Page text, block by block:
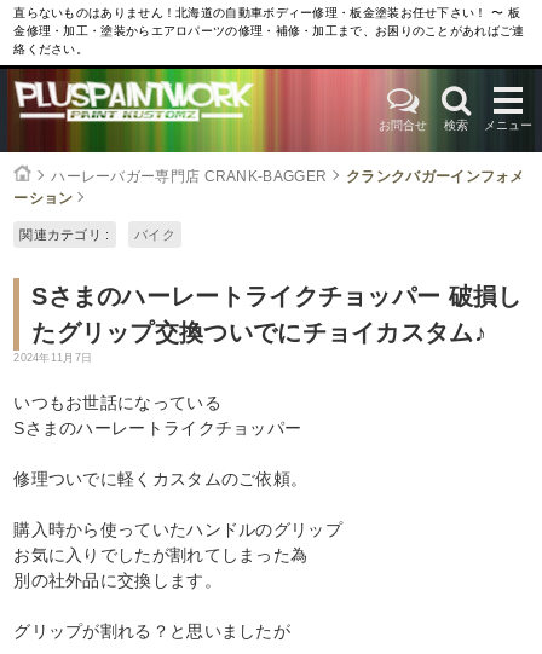
直らないものはありません！北海道の自動車ボディー修理・板金塗装お任せ下さい！ 〜 板
金修理・加工・塗装からエアロパーツの修理・補修・加工まで、お困りのことがあればご連
絡ください。
お問合せ 検索 メニュー
ハーレーバガー専門店 CRANK-BAGGER
クランクバガーインフォメ
ーション
関連カテゴリ : バイク
Sさまのハーレートライクチョッパー 破損し
たグリップ交換ついでにチョイカスタム♪
2024年11月7日
いつもお世話になっている
Sさまのハーレートライクチョッパー
修理ついでに軽くカスタムのご依頼。
購入時から使っていたハンドルのグリップ
お気に入りでしたが割れてしまった為
別の社外品に交換します。
グリップが割れる？と思いましたが